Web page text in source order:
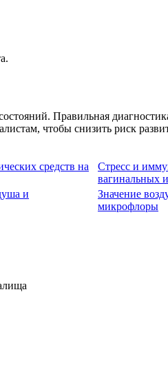
Правильная
чтобы снизить риск
средств на
Стресс и
вагинальных
и
Значение
микрофлоры